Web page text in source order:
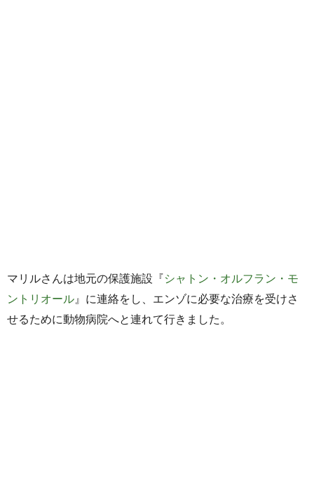
マリルさんは地元の保護施設『シャトン・オルフラン・モ
ントリオール 』に連絡をし、エンゾに必要な治療を受けさ
せるために動物病院へと連れて行きました。